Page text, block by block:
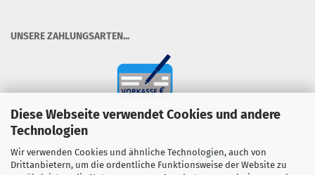
Diese Webseite verwendet Cookies und andere
Technologien
Wir verwenden Cookies und ähnliche Technologien, auch von
Drittanbietern, um die ordentliche Funktionsweise der Website zu
​UNSERE ZAHLUNGSARTEN...